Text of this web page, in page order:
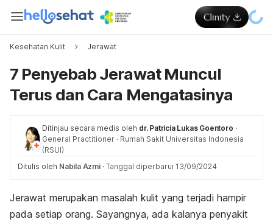
Kesehatan Kulit Jerawat
7 Penyebab Jerawat Muncul
Terus dan Cara Mengatasinya
Ditinjau secara medis oleh dr. Patricia Lukas Goentoro ·
General Practitioner · Rumah Sakit Universitas Indonesia
(RSUI)
Ditulis oleh Nabila Azmi · Tanggal diperbarui 13/09/2024
Jerawat merupakan masalah kulit yang terjadi hampir
pada setiap orang. Sayangnya, ada kalanya penyakit